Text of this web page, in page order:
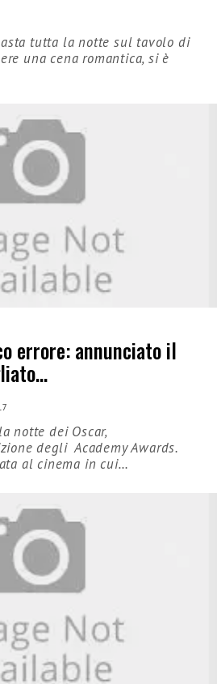
tutta la notte sul tavolo di
una cena romantica, si è
errore: annunciato il
notte dei Oscar,
degli Academy Awards.
al cinema in cui…